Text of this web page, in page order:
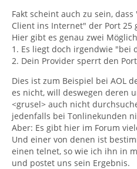
Fakt scheint auch zu sein,
Client ins Internet" der Port 25
Hier gibt es genau zwei
1. Es liegt doch irgendwie "bei
2. Dein Provider sperrt den
Dies ist zum Beispiel bei AOL
es nicht, will deswegen deren
<grusel> auch nicht
jedenfalls bei Tonlinekunden
Aber: Es gibt hier im Forum
Und einer von denen ist
einen telnet, so wie ich ihn in
und postet uns sein Ergebnis.